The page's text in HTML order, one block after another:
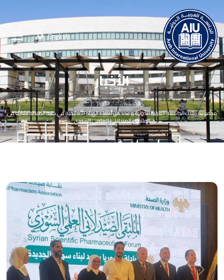
English
الأخبار
الرئيسية
الأخبار
مجموعة طلاب الجامعة العربية الدولية و عدد من أعضاء الهيئة التعليمية في كلية الصيدلة تشارك في
الملتقى الصيدلاني العلمي السوري
Previous
Next